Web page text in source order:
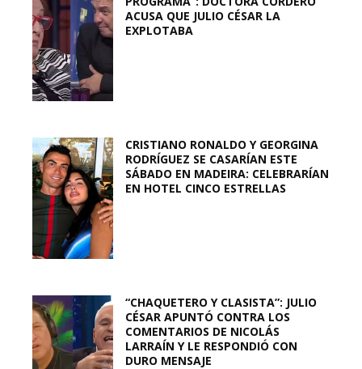
ACUSA QUE JULIO CÉSAR LA
EXPLOTABA
CRISTIANO RONALDO Y GEORGINA
RODRÍGUEZ SE CASARÍAN ESTE
SÁBADO EN MADEIRA: CELEBRARÍAN
EN HOTEL CINCO ESTRELLAS
“CHAQUETERO Y CLASISTA”: JULIO
CÉSAR APUNTÓ CONTRA LOS
COMENTARIOS DE NICOLÁS
LARRAÍN Y LE RESPONDIÓ CON
DURO MENSAJE